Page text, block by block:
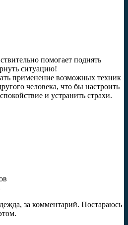
помогает поднять
ситуацию!
применение возможных техник
человека, что бы настроить
и устранить страхи.
за комментарий. Постараюсь